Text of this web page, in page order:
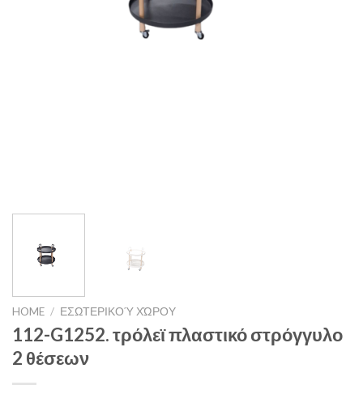
HOME / ΕΣΩΤΕΡΙΚΟΎ ΧΏΡΟΥ
112-G1252. τρόλεϊ πλαστικό στρόγγυλο
2 θέσεων